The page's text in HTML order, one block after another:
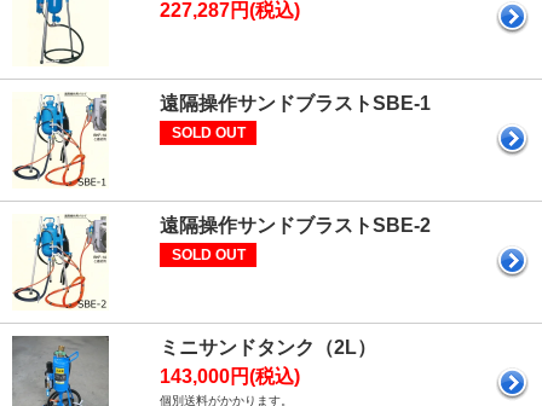
227,287円(税込)
遠隔操作サンドブラストSBE-1
SOLD OUT
遠隔操作サンドブラストSBE-2
SOLD OUT
ミニサンドタンク（2L）
143,000円(税込)
個別送料がかかります。